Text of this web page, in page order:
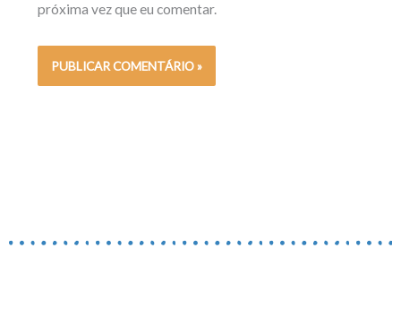
próxima vez que eu comentar.